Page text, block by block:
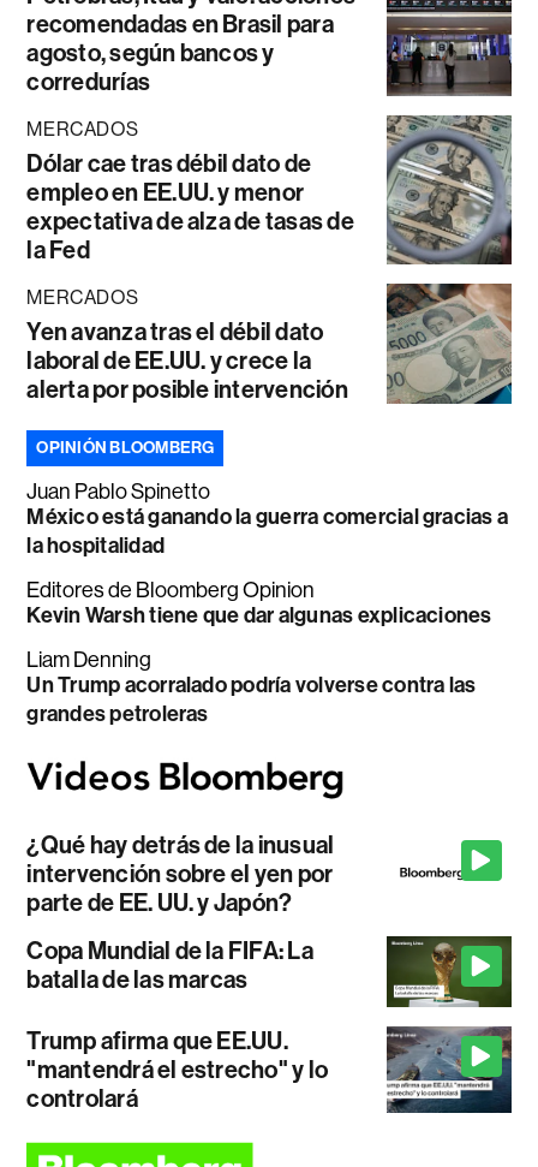
recomendadas en Brasil para
agosto, según bancos y
corredurías
MERCADOS
Dólar cae tras débil dato de
empleo en EE.UU. y menor
expectativa de alza de tasas de
la Fed
MERCADOS
Yen avanza tras el débil dato
laboral de EE.UU. y crece la
alerta por posible intervención
OPINIÓN BLOOMBERG
Juan Pablo Spinetto
México está ganando la guerra comercial gracias a
la hospitalidad
Editores de Bloomberg Opinion
Kevin Warsh tiene que dar algunas explicaciones
Liam Denning
Un Trump acorralado podría volverse contra las
grandes petroleras
¿Qué hay detrás de la inusual
intervención sobre el yen por
parte de EE. UU. y Japón?
Copa Mundial de la FIFA: La
batalla de las marcas
Trump afirma que EE.UU.
"mantendrá el estrecho" y lo
controlará